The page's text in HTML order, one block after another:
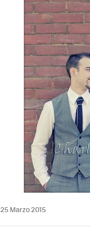
25 Marzo 2015